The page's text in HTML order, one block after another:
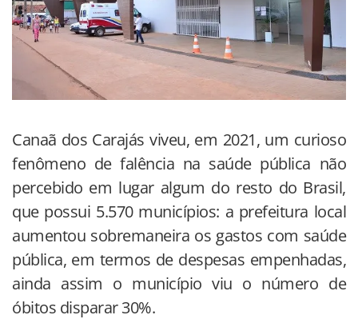
Canaã dos Carajás viveu, em 2021, um curioso
fenômeno de falência na saúde pública não
percebido em lugar algum do resto do Brasil,
que possui 5.570 municípios: a prefeitura local
aumentou sobremaneira os gastos com saúde
pública, em termos de despesas empenhadas,
ainda assim o município viu o número de
óbitos disparar 30%.